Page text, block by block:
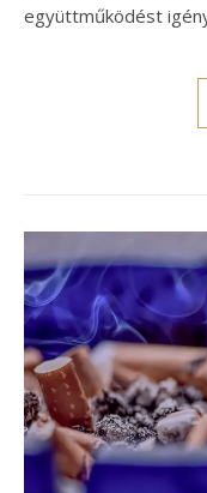
együttműködést